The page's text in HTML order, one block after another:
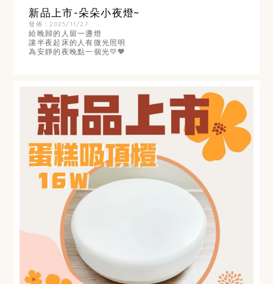
新品上市-朵朵小夜燈~
發佈：2025/11/27
給晚歸的人留一盞燈
讓半夜起床的人有微光照明
為安靜的夜晚點一個光💛🧡